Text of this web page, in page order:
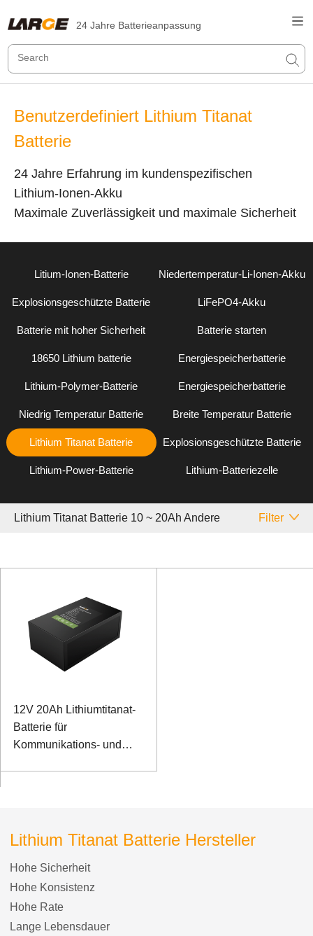
24 Jahre Batterieanpassung
Benutzerdefiniert Lithium Titanat
Batterie
24 Jahre Erfahrung im kundenspezifischen
Lithium-Ionen-Akku
Maximale Zuverlässigkeit und maximale Sicherheit
Litium-Ionen-Batterie Niedertemperatur-Li-Ionen-Akku
Explosionsgeschützte Batterie LiFePO4-Akku
Batterie mit hoher Sicherheit Batterie starten
18650 Lithium batterie Energiespeicherbatterie
Lithium-Polymer-Batterie Energiespeicherbatterie
Niedrig Temperatur Batterie Breite Temperatur Batterie
Lithium Titanat Batterie Explosionsgeschützte Batterie
Lithium-Power-Batterie Lithium-Batteriezelle
Lithium Titanat Batterie 10 ~ 20Ah Andere Filter
12V 20Ah Lithiumtitanat-
Batterie für
Kommunikations- und
Lithium Titanat Batterie Hersteller
Hohe Sicherheit
Hohe Konsistenz
Hohe Rate
Lange Lebensdauer